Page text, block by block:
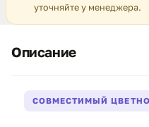
уточняйте у менеджера.
Описание
СОВМЕСТИМЫЙ